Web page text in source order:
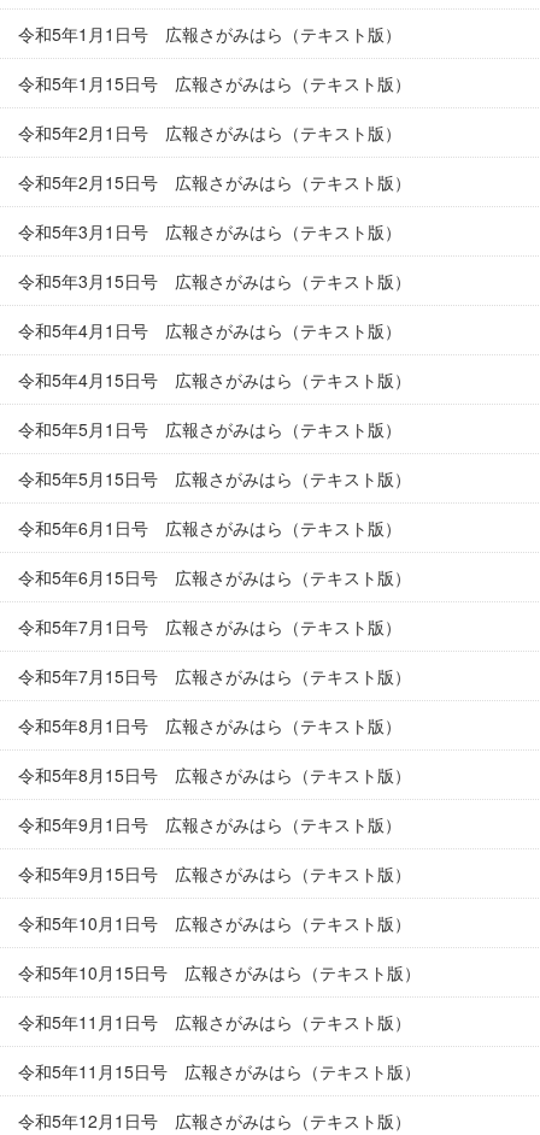
令和5年1月1日号 広報さがみはら（テキスト版）
令和5年1月15日号 広報さがみはら（テキスト版）
令和5年2月1日号 広報さがみはら（テキスト版）
令和5年2月15日号 広報さがみはら（テキスト版）
令和5年3月1日号 広報さがみはら（テキスト版）
令和5年3月15日号 広報さがみはら（テキスト版）
令和5年4月1日号 広報さがみはら（テキスト版）
令和5年4月15日号 広報さがみはら（テキスト版）
令和5年5月1日号 広報さがみはら（テキスト版）
令和5年5月15日号 広報さがみはら（テキスト版）
令和5年6月1日号 広報さがみはら（テキスト版）
令和5年6月15日号 広報さがみはら（テキスト版）
令和5年7月1日号 広報さがみはら（テキスト版）
令和5年7月15日号 広報さがみはら（テキスト版）
令和5年8月1日号 広報さがみはら（テキスト版）
令和5年8月15日号 広報さがみはら（テキスト版）
令和5年9月1日号 広報さがみはら（テキスト版）
令和5年9月15日号 広報さがみはら（テキスト版）
令和5年10月1日号 広報さがみはら（テキスト版）
令和5年10月15日号 広報さがみはら（テキスト版）
令和5年11月1日号 広報さがみはら（テキスト版）
令和5年11月15日号 広報さがみはら（テキスト版）
令和5年12月1日号 広報さがみはら（テキスト版）